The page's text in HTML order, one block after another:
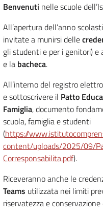
Benvenuti nelle scuole
All’apertura dell’anno
invitate a munirsi delle
gli studenti e per i genitori) e
e la bacheca.
All’interno del registro
e sottoscrivere il Patto
Famiglia, documento
scuola, famiglia e studenti
(https://
content/uploads/2025/09/
Corresponsabilita.pdf).
Riceveranno anche le
Teams utilizzata nei limiti
riservatezza e